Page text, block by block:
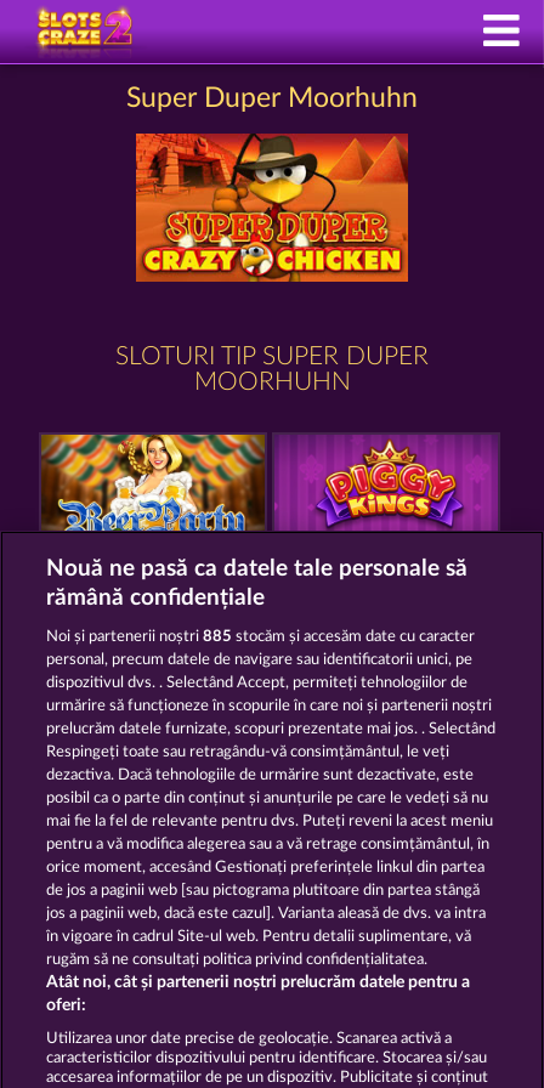
Super Duper Moorhuhn
SLOTURI TIP SUPER DUPER
MOORHUHN
BEER PARTY PIGGY KINGS
5 EMBER WILDS SIMPLY THE BEST
Termeni și condiții
Declarație de confidențialitate
Asistență tehnică Firmă
Trimite Cererea de Retragere
Nouă ne pasă ca datele tale personale să
rămână confidențiale
Noi și partenerii noștri885 stocăm și accesăm date cu caracter
personal, precum datele de navigare sau identificatorii unici, pe
dispozitivul dvs. . Selectând Accept, permiteți tehnologiilor de
urmărire să funcționeze în scopurile în care noi și partenerii noștri
prelucrăm datele furnizate, scopuri prezentate mai jos. . Selectând
Respingeți toate sau retragându-vă consimțământul, le veți
dezactiva. Dacă tehnologiile de urmărire sunt dezactivate, este
posibil ca o parte din conținut și anunțurile pe care le vedeți să nu
mai fie la fel de relevante pentru dvs. Puteți reveni la acest meniu
pentru a vă modifica alegerea sau a vă retrage consimțământul, în
orice moment, accesând Gestionați preferințele linkul din partea
de jos a paginii web [sau pictograma plutitoare din partea stângă
jos a paginii web, dacă este cazul]. Varianta aleasă de dvs. va intra
în vigoare în cadrul Site-ul web. Pentru detalii suplimentare, vă
rugăm să ne consultați politica privind confidențialitatea.
Atât noi, cât și partenerii noștri prelucrăm datele pentru a
oferi:
Utilizarea unor date precise de geolocație. Scanarea activă a
caracteristicilor dispozitivului pentru identificare. Stocarea și/sau
accesarea informațiilor de pe un dispozitiv. Publicitate și conținut